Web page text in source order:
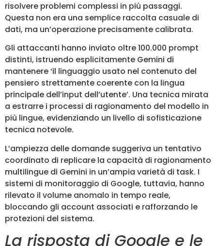
risolvere problemi complessi in più passaggi.
Questa non era una semplice raccolta casuale di
dati, ma un’operazione precisamente calibrata.
Gli attaccanti hanno inviato oltre 100.000 prompt
distinti, istruendo esplicitamente Gemini di
mantenere ‘il linguaggio usato nel contenuto del
pensiero strettamente coerente con la lingua
principale dell’input dell’utente’. Una tecnica mirata
a estrarre i processi di ragionamento del modello in
più lingue, evidenziando un livello di sofisticazione
tecnica notevole.
L’ampiezza delle domande suggeriva un tentativo
coordinato di replicare la capacità di ragionamento
multilingue di Gemini in un’ampia varietà di task. I
sistemi di monitoraggio di Google, tuttavia, hanno
rilevato il volume anomalo in tempo reale,
bloccando gli account associati e rafforzando le
protezioni del sistema.
La risposta di Google e le